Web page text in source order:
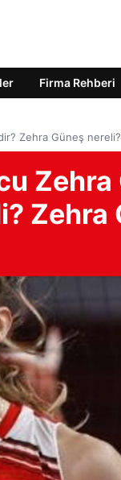
Firma Rehberi
Zehra Güneş
Zehra
Zehra